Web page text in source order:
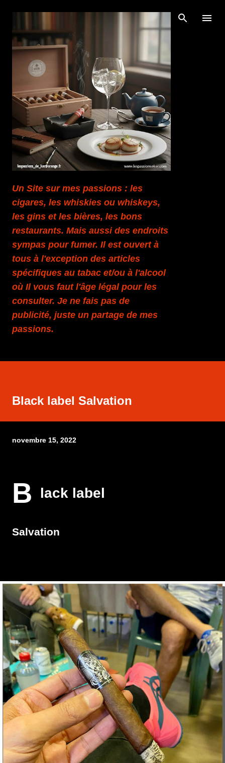
Accéder au contenu principal
Un Site sur mes passions : les
cigares, les whiskies ou whiskeys,
les gins et les bières, les bons
restaurants. Mais aussi des endroits
sympas pour fumer. Il est ouvert à
tous à l'exception des articles
spécifiques au tabac et/ou à l'alcool
où Il vous faut l'âge légal pour les
consulter. Je ne fais pas de
publicité, juste un partage de mes
passions.
Black label Salvation
novembre 15, 2022
B lack label
Salvation